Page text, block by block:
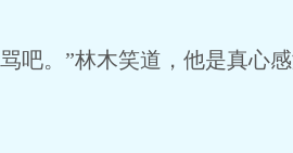
吧。”林木笑道，他是真心